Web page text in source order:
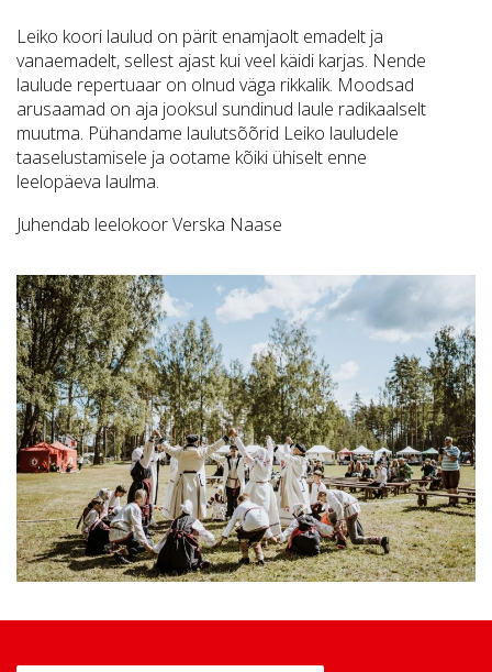
Leiko koori laulud on pärit enamjaolt emadelt ja
vanaemadelt, sellest ajast kui veel käidi karjas. Nende
laulude repertuaar on olnud väga rikkalik. Moodsad
arusaamad on aja jooksul sundinud laule radikaalselt
muutma. Pühandame laulutsõõrid Leiko lauludele
taaselustamisele ja ootame kõiki ühiselt enne
leelopäeva laulma.
Juhendab leelokoor Verska Naase